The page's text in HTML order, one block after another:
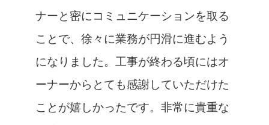
ナーと密にコミュニケーションを取る
ことで、徐々に業務が円滑に進むよう
になりました。工事が終わる頃にはオ
ーナーからとても感謝していただけた
ことが嬉しかったです。非常に貴重な